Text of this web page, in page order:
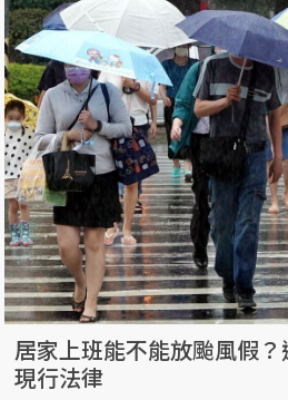
居家上班能不能放颱風假
現行法律